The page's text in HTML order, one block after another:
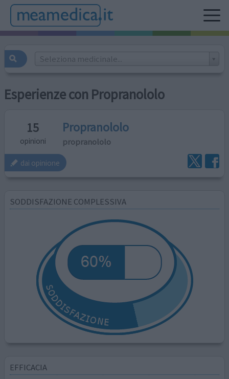
Seleziona medicinale...
Esperienze con Propranololo
15
opinioni
Propranololo
propranololo
dai opinione
SODDISFAZIONE COMPLESSIVA
EFFICACIA